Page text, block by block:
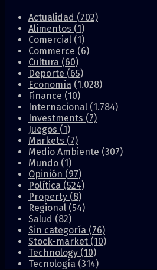
Actualidad (702)
Alimentos (1)
Comercial (1)
Commerce (6)
Cultura (60)
Deporte (65)
Economía (1.028)
Finance (10)
Internacional (1.784)
Investments (7)
Juegos (1)
Markets (7)
Medio Ambiente (307)
Mundo (1)
Opinión (97)
Política (524)
Property (8)
Regional (54)
Salud (82)
Sin categoría (76)
Stock-market (10)
Technology (10)
Tecnología (314)